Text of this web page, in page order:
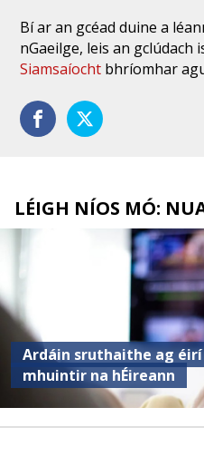
Bí ar an gcéad duine a
nGaeilge, leis an
Siamsaíocht bhríomhar
LÉIGH NÍOS MÓ:
Ardáin sruthaithe ag
mhuintir na hÉireann